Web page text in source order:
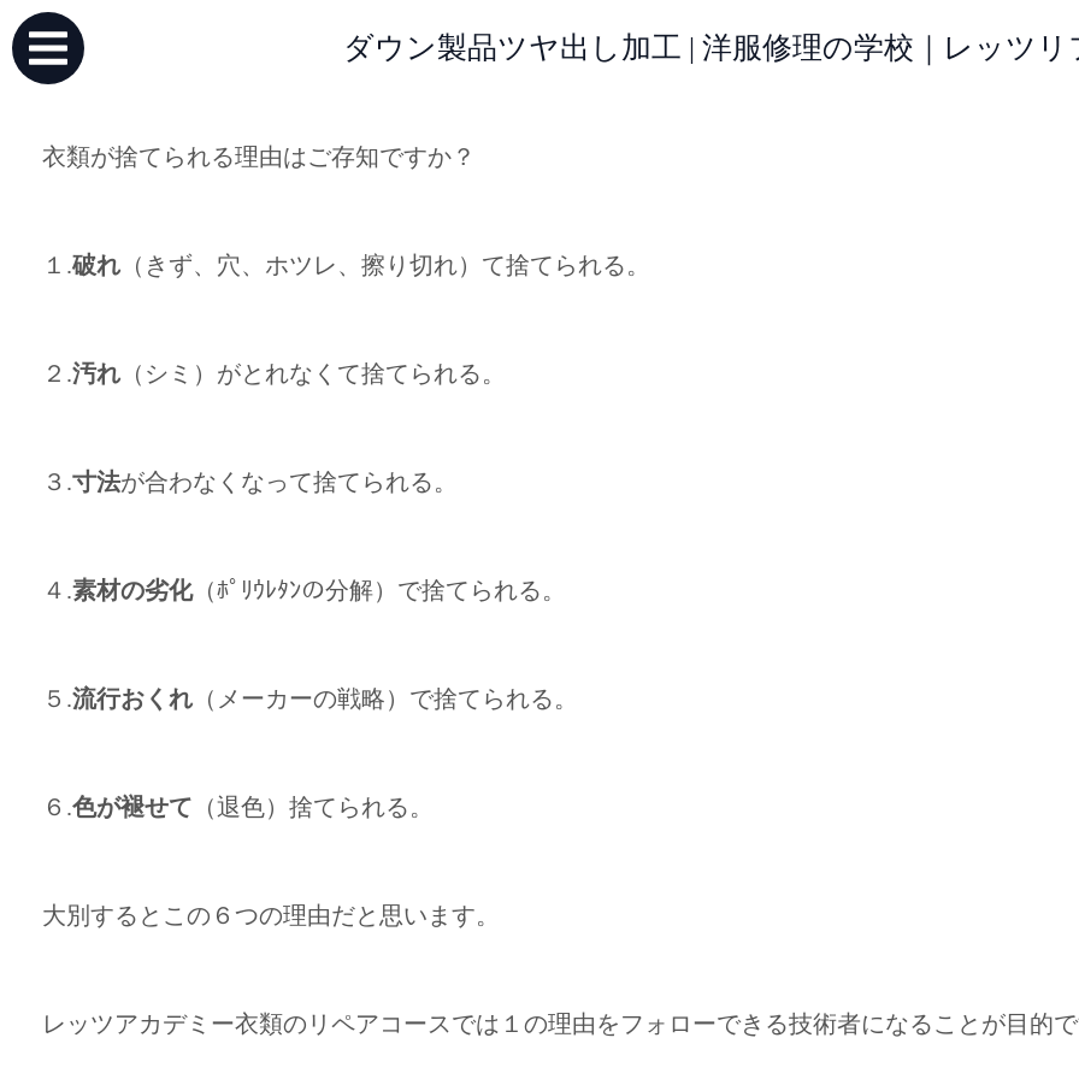
ダウン製品ツヤ出し加工 | 洋服修理の学校｜レッツ
衣類が捨てられる理由はご存知ですか？
１.破れ （きず、穴、ホツレ、擦り切れ）て捨てられる。
２.汚れ （シミ）がとれなくて捨てられる。
３.寸法が合わなくなって捨てられる。
４.素材の劣化（ﾎﾟﾘｳﾚﾀﾝの分解）で捨てられる。
５.流行おくれ （メーカーの戦略）で捨てられる。
６.色が褪せて （退色）捨てられる。
大別するとこの６つの理由だと思います。
レッツアカデミー衣類のリペアコースでは１の理由をフォローできる技術者になることが目的